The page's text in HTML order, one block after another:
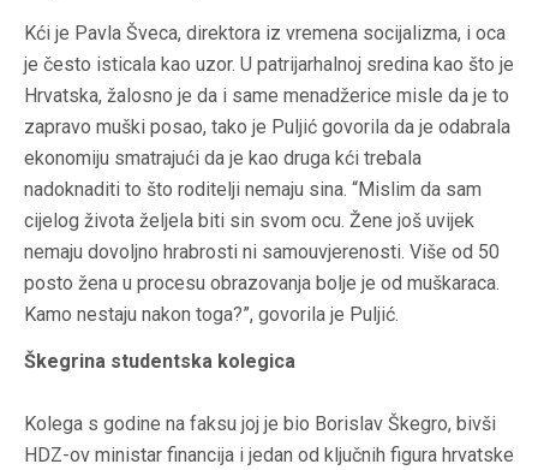
Kći je Pavla Šveca, direktora iz vremena socijalizma, i oca
je često isticala kao uzor. U patrijarhalnoj sredina kao što je
Hrvatska, žalosno je da i same menadžerice misle da je to
zapravo muški posao, tako je Puljić govorila da je odabrala
ekonomiju smatrajući da je kao druga kći trebala
nadoknaditi to što roditelji nemaju sina. “Mislim da sam
cijelog života željela biti sin svom ocu. Žene još uvijek
nemaju dovoljno hrabrosti ni samouvjerenosti. Više od 50
posto žena u procesu obrazovanja bolje je od muškaraca.
Kamo nestaju nakon toga?”, govorila je Puljić.
Škegrina studentska kolegica
Kolega s godine na faksu joj je bio Borislav Škegro, bivši
HDZ-ov ministar financija i jedan od ključnih figura hrvatske